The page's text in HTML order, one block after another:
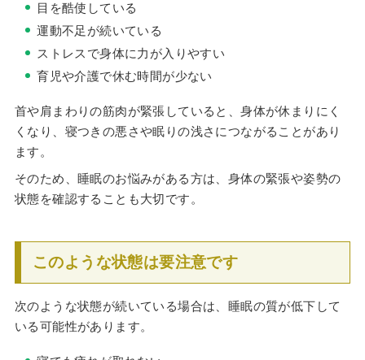
目を酷使している
運動不足が続いている
ストレスで身体に力が入りやすい
育児や介護で休む時間が少ない
首や肩まわりの筋肉が緊張していると、身体が休まりにく
くなり、寝つきの悪さや眠りの浅さにつながることがあり
ます。
そのため、睡眠のお悩みがある方は、身体の緊張や姿勢の
状態を確認することも大切です。
このような状態は要注意です
次のような状態が続いている場合は、睡眠の質が低下して
いる可能性があります。